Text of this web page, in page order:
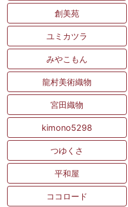
創美苑
ユミカツラ
みやこもん
龍村美術織物
宮田織物
kimono5298
つゆくさ
平和屋
ココロード